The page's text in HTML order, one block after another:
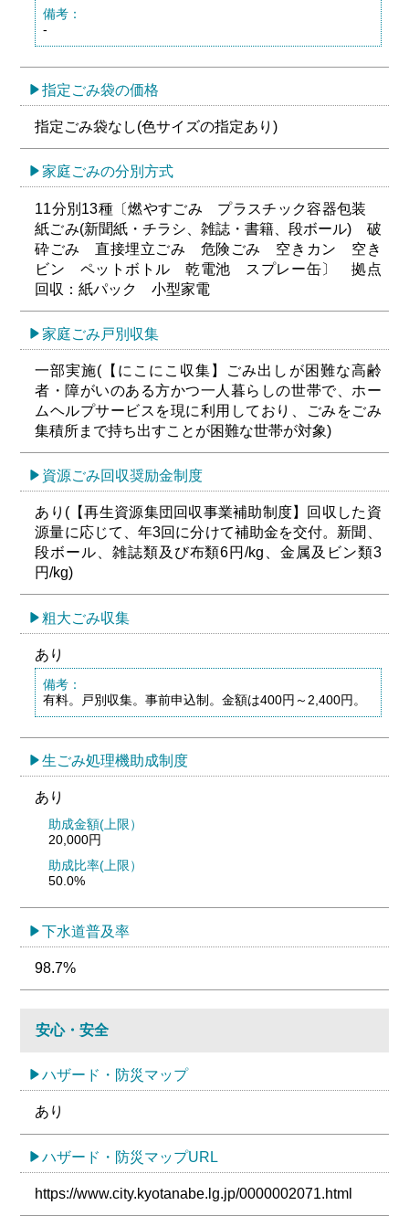
備考：
-
指定ごみ袋の価格
指定ごみ袋なし(色サイズの指定あり)
家庭ごみの分別方式
11分別13種〔燃やすごみ プラスチック容器包装
紙ごみ(新聞紙・チラシ、雑誌・書籍、段ボール) 破
砕ごみ 直接埋立ごみ 危険ごみ 空きカン 空き
ビン ペットボトル 乾電池 スプレー缶〕 拠点
回収：紙パック 小型家電
家庭ごみ戸別収集
一部実施(【にこにこ収集】ごみ出しが困難な高齢
者・障がいのある方かつ一人暮らしの世帯で、ホー
ムヘルプサービスを現に利用しており、ごみをごみ
集積所まで持ち出すことが困難な世帯が対象)
資源ごみ回収奨励金制度
あり(【再生資源集団回収事業補助制度】回収した資
源量に応じて、年3回に分けて補助金を交付。新聞、
段ボール、雑誌類及び布類6円/kg、金属及ビン類3
円/kg)
粗大ごみ収集
あり
備考：
有料。戸別収集。事前申込制。金額は400円～2,400円。
生ごみ処理機助成制度
あり
助成金額(上限）
20,000円
助成比率(上限）
50.0%
下水道普及率
98.7%
安心・安全
ハザード・防災マップ
あり
ハザード・防災マップURL
https://www.city.kyotanabe.lg.jp/0000002071.html